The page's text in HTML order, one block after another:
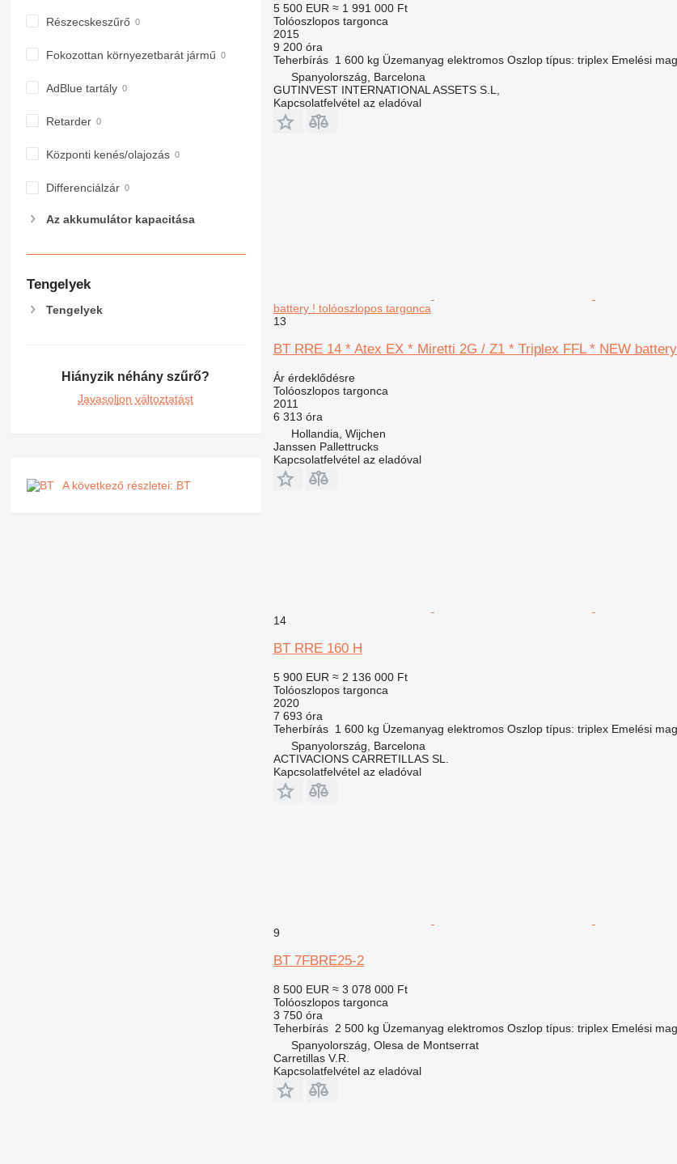
Részecskeszűrő
Fokozottan környezetbarát jármű
AdBlue tartály
Retarder
Központi kenés/olajozás
Differenciálzár
Az akkumulátor kapacitása
Tengelyek
Tengelyek
Hiányzik néhány szűrő?
Javasoljon változtatást
A következő részletei: BT
5 500 EUR ≈ 1 991 000 Ft
Tolóoszlopos targonca
2015
9 200 óra
Teherbírás 1 600 kg Üzemanyag elektromos Oszlop típus: triplex Emelési
Spanyolország, Barcelona
GUTINVEST INTERNATIONAL ASSETS S.L,
Kapcsolatfelvétel az eladóval
battery ! tolóoszlopos targonca
13
BT RRE 14 * Atex EX * Miretti 2G / Z1 * Triplex FFL * NEW
Ár érdeklődésre
Tolóoszlopos targonca
2011
6 313 óra
Hollandia, Wijchen
Janssen Pallettrucks
Kapcsolatfelvétel az eladóval
14
BT RRE 160 H
5 900 EUR ≈ 2 136 000 Ft
Tolóoszlopos targonca
2020
7 693 óra
Teherbírás 1 600 kg Üzemanyag elektromos Oszlop típus: triplex Emelési
Spanyolország, Barcelona
ACTIVACIONS CARRETILLAS SL.
Kapcsolatfelvétel az eladóval
9
BT 7FBRE25-2
8 500 EUR ≈ 3 078 000 Ft
Tolóoszlopos targonca
3 750 óra
Teherbírás 2 500 kg Üzemanyag elektromos Oszlop típus: triplex Emelési
Spanyolország, Olesa de Montserrat
Carretillas V.R.
Kapcsolatfelvétel az eladóval